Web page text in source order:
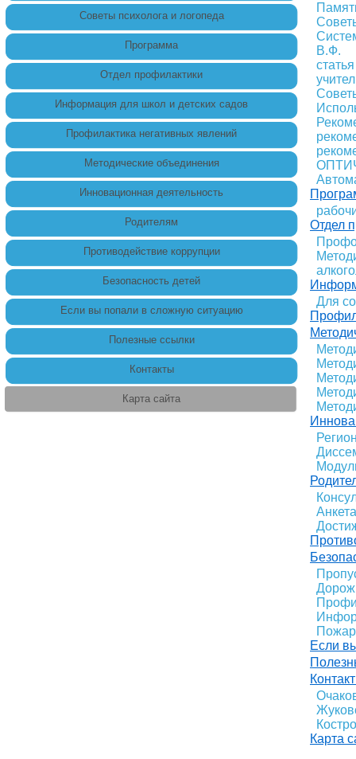
Советы психолога и логопеда
Программа
Отдел профилактики
Информация для школ и детских садов
Профилактика негативных явлений
Методические объединения
Инновационная деятельность
Родителям
Противодействие коррупции
Безопасность детей
Если вы попали в сложную ситуацию
Полезные ссылки
Контакты
Карта сайта
В.Ф.
Отдел
Для
Если
Карта